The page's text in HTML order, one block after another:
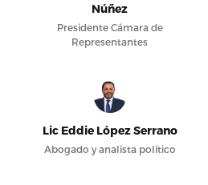
Núñez
Presidente Cámara de
Representantes
Lic Eddie López Serrano
Abogado y analista político